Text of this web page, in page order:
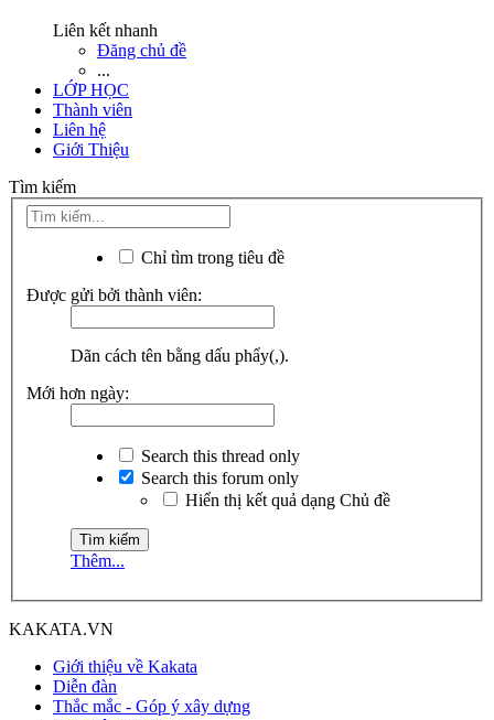
Liên kết nhanh
Đăng chủ đề
...
LỚP HỌC
Thành viên
Liên hệ
Giới Thiệu
Tìm kiếm
Chỉ tìm trong tiêu đề
Được gửi bởi thành viên:
Dãn cách tên bằng dấu phẩy(,).
Mới hơn ngày:
Search this thread only
Search this forum only
Hiển thị kết quả dạng Chủ đề
Thêm...
KAKATA.VN
Giới thiệu về Kakata
Diễn đàn
Thắc mắc - Góp ý xây dựng